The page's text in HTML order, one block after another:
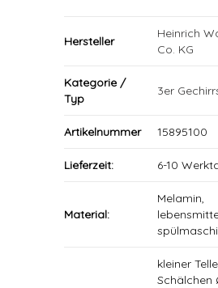
Hersteller
Heinrich
Co. KG
Kategorie /
Typ
3er
Artikelnummer 15895100
Lieferzeit: 6-10
Material:
Melamin,
kleiner
Schälchen